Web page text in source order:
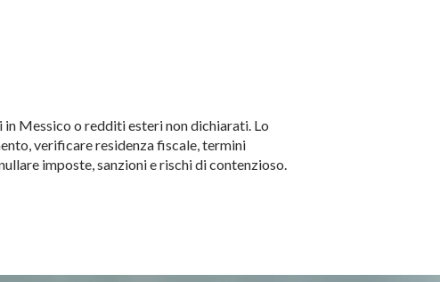
Messico o redditi esteri non dichiarati. Lo
verificare residenza fiscale, termini
imposte, sanzioni e rischi di contenzioso.